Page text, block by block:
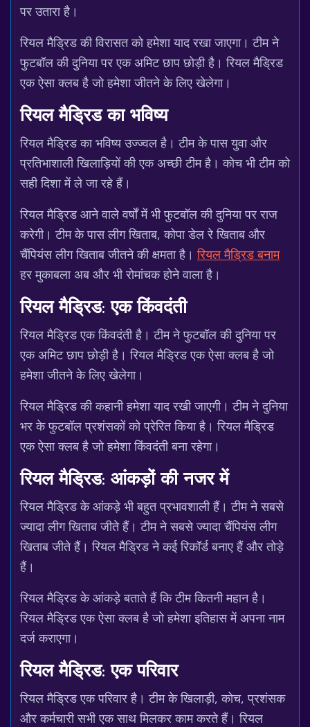
पर उतारा है।
रियल मैड्रिड की विरासत को हमेशा याद रखा जाएगा। टीम ने
फुटबॉल की दुनिया पर एक अमिट छाप छोड़ी है। रियल मैड्रिड
एक ऐसा क्लब है जो हमेशा जीतने के लिए खेलेगा।
रियल मैड्रिड का भविष्य
रियल मैड्रिड का भविष्य उज्ज्वल है। टीम के पास युवा और
प्रतिभाशाली खिलाड़ियों की एक अच्छी टीम है। कोच भी टीम को
सही दिशा में ले जा रहे हैं।
रियल मैड्रिड आने वाले वर्षों में भी फुटबॉल की दुनिया पर राज
करेगी। टीम के पास लीग खिताब, कोपा डेल रे खिताब और
चैंपियंस लीग खिताब जीतने की क्षमता है।रियल मैड्रिड बनाम
हर मुकाबला अब और भी रोमांचक होने वाला है।
रियल मैड्रिड: एक किंवदंती
रियल मैड्रिड एक किंवदंती है। टीम ने फुटबॉल की दुनिया पर
एक अमिट छाप छोड़ी है। रियल मैड्रिड एक ऐसा क्लब है जो
हमेशा जीतने के लिए खेलेगा।
रियल मैड्रिड की कहानी हमेशा याद रखी जाएगी। टीम ने दुनिया
भर के फुटबॉल प्रशंसकों को प्रेरित किया है। रियल मैड्रिड
एक ऐसा क्लब है जो हमेशा किंवदंती बना रहेगा।
रियल मैड्रिड: आंकड़ों की नजर में
रियल मैड्रिड के आंकड़े भी बहुत प्रभावशाली हैं। टीम ने सबसे
ज्यादा लीग खिताब जीते हैं। टीम ने सबसे ज्यादा चैंपियंस लीग
खिताब जीते हैं। रियल मैड्रिड ने कई रिकॉर्ड बनाए हैं और तोड़े
हैं।
रियल मैड्रिड के आंकड़े बताते हैं कि टीम कितनी महान है।
रियल मैड्रिड एक ऐसा क्लब है जो हमेशा इतिहास में अपना नाम
दर्ज कराएगा।
रियल मैड्रिड: एक परिवार
रियल मैड्रिड एक परिवार है। टीम के खिलाड़ी, कोच, प्रशंसक
और कर्मचारी सभी एक साथ मिलकर काम करते हैं। रियल